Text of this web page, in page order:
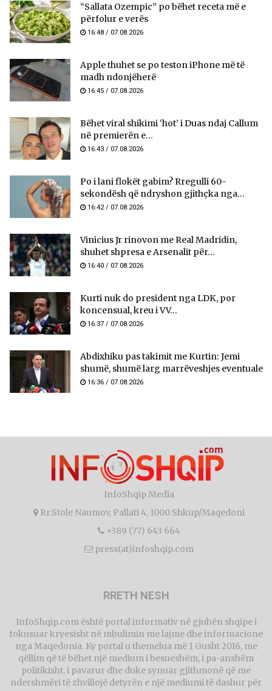
“Sallata Ozempic” po bëhet receta më e
përfolur e verës
16:48 / 07.08.2026
Apple thuhet se po teston iPhone më të
madh ndonjëherë
16:45 / 07.08.2026
Bëhet viral shikimi ‘hot’ i Duas ndaj Callum
në premierën e...
16:43 / 07.08.2026
Po i lani flokët gabim? Rregulli 60-
sekondësh që ndryshon gjithçka nga...
16:42 / 07.08.2026
Vinicius Jr rinovon me Real Madridin,
shuhet shpresa e Arsenalit për...
16:40 / 07.08.2026
Kurti nuk do president nga LDK, por
koncensual, kreu i VV...
16:37 / 07.08.2026
Abdixhiku pas takimit me Kurtin: Jemi
shumë, shumë larg marrëveshjes eventuale
16:36 / 07.08.2026
InfoShqip Media
Rr.Stole Naumov, Pallati 4, 1000 Shkup/Maqedoni
+389 (77) 643 664
press(at)infoshqip.com
RRETH NESH
InfoShqip.com është portal informativ në gjuhën shqipe i
fokusuar kryesisht në mbulimin me lajme dhe informacione
nga Maqedonia. Ky portal u themelua më 1 Gusht 2016, me
qëllim që të bëhet një medium i besueshëm, i pa-anshëm
politikisht, i pavarur dhe duke synuar gjithmonë që me
ndershmëri të zhvillojë detyrën e një mediumi të dashur për